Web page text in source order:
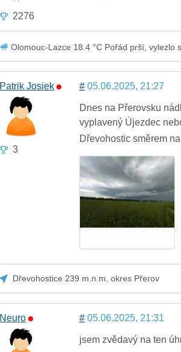
2276
Olomouc-Lazce 18.4 °C Pořád prší, vylezlo
Patrik Josiek
3
#05.06.2025, 21:27
Dnes na Přerovsku
vyplavený Újezdec
Dřevohostic směrem
Dřevohostice 239 m.n.m, okres Přerov
Neuro #05.06.2025, 21:31
jsem zvědavý na ten